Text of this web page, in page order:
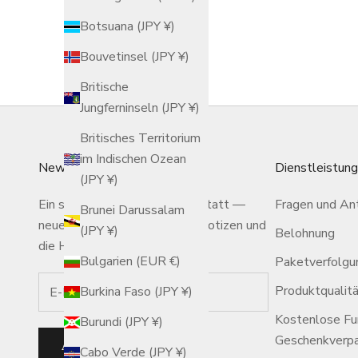
Botsuana (JPY ¥)
Bouvetinsel (JPY ¥)
Britische
Jungferninseln (JPY ¥)
Britisches Territorium
im Indischen Ozean
(JPY ¥)
Brunei Darussalam
(JPY ¥)
Bulgarien (EUR €)
Burkina Faso (JPY ¥)
Burundi (JPY ¥)
Cabo Verde (JPY ¥)
Angebot
$21.00 USD
Newsletter
Ein stiller Brief aus der Werkstatt —
neue Geschichten, saisonale Notizen und
die Hände hinter der Arbeit.
ABONNIEREN
Fragen und
Belohnung
Kostenlose